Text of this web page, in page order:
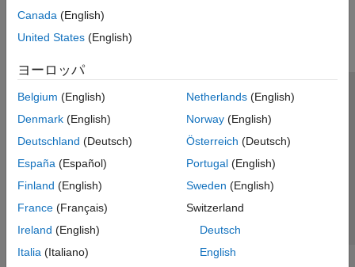
Canada (English)
United States (English)
ヨーロッパ
Belgium (English)
Denmark (English)
Deutschland (Deutsch)
España (Español)
Finland (English)
France (Français)
Ireland (English)
Italia (Italiano)
Netherlands(English)
Norway(English)
Österreich (Deutsch)
Portugal(English)
Sweden (English)
Switzerland
Deutsch
English
トラストセンター
プライバシー ポリシー
違法コピー防止
アプリケーション ステータス
© 1994-2026 The MathWorks, Inc.